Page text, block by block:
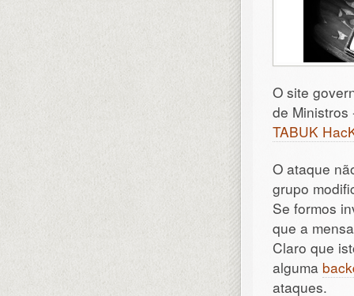
O site
de
TABUK
O ataque
grupo
Se formos
que a
Claro que
alguma
ataques.